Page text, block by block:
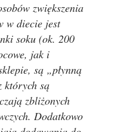
zwiększenia
w diecie jest
soku (ok. 200
jak i
są „płynną
których są
zbliżonych
Dodatkowo